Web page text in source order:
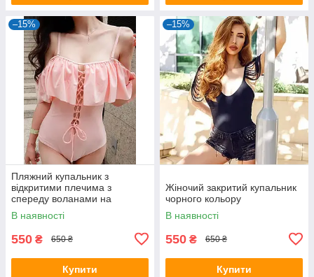
–15%
Пляжний купальник з
відкритими плечима з
спереду воланами на
шнурівці
В наявності
550 ₴ 650 ₴
Купити
–15%
Жіночий закритий купальник
чорного кольору
В наявності
550 ₴ 650 ₴
Купити